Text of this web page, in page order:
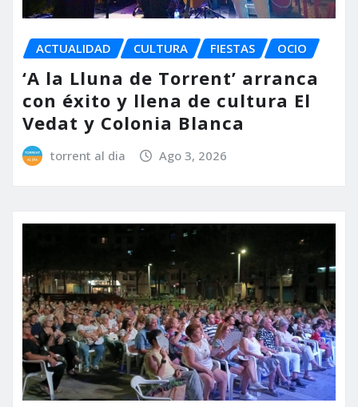
ACTUALIDAD CULTURA FIESTAS OCIO
‘A la Lluna de Torrent’ arranca
con éxito y llena de cultura El
Vedat y Colonia Blanca
torrent al dia Ago 3, 2026